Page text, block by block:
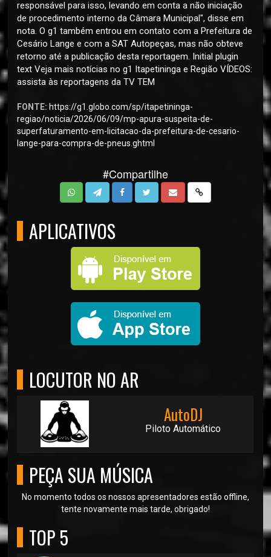
responsável para isso, levando em conta a não iniciação
de procedimento interno da Câmara Municipal", disse em
nota. O g1 também entrou em contato com a Prefeitura de
Cesário Lange e com a SAT Autopeças, mas não obteve
retorno até a publicação desta reportagem. Initial plugin
text Veja mais notícias no g1 Itapetininga e Região VÍDEOS:
assista às reportagens da TV TEM
FONTE: https://g1.globo.com/sp/itapetininga-
regiao/noticia/2026/06/09/mp-apura-suspeita-de-
superfaturamento-em-licitacao-da-prefeitura-de-cesario-
lange-para-compra-de-pneus.ghtml
#Compartilhe
APLICATIVOS
LOCUTOR NO AR
AutoDJ
Piloto Automático
PEÇA SUA MÚSICA
No momento todos os nossos apresentadores estão offline,
tente novamente mais tarde, obrigado!
TOP 5